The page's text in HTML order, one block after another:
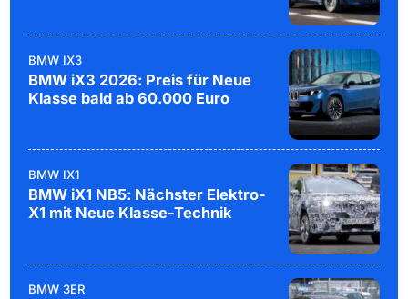
BMW IX3
BMW iX3 2026: Preis für Neue
Klasse bald ab 60.000 Euro
BMW IX1
BMW iX1 NB5: Nächster Elektro-
X1 mit Neue Klasse-Technik
BMW 3ER